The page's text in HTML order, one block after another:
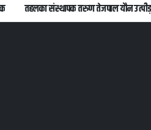
तहलका संस्थापक तरुण तेजपाल यौन